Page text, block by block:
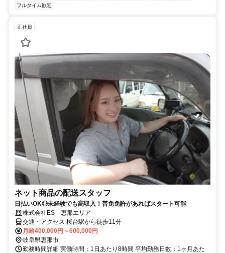
フルタイム歓迎
正社員
ネット商品の配送スタッフ
日払いOK◎未経験でも高収入！普免免許があればスタート可能
株式会社ES 恵那エリア
交通・アクセス 桜台駅から徒歩11分
月給400,000円～600,000円
岐阜県恵那市
勤務時間詳細 実働時間：1日あたり8時間 平均勤務日数：1ヶ月あた